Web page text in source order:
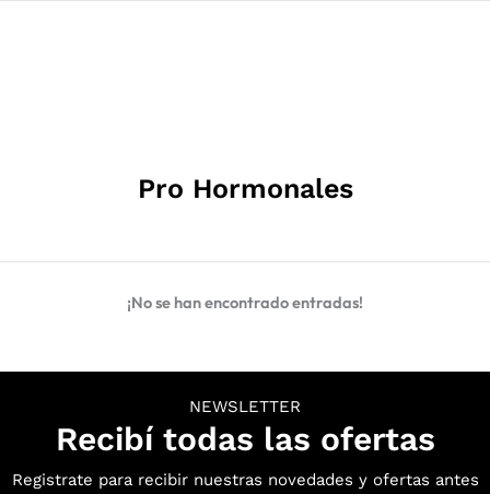
Pro Hormonales
¡No se han encontrado entradas!
NEWSLETTER
Recibí todas las ofertas
Registrate para recibir nuestras novedades y ofertas antes